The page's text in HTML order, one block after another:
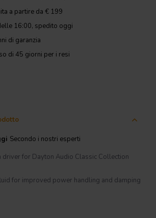
a partire da € 199
16:00, spedito oggi
di garanzia
di 45 giorni per i resi
Secondo i nostri esperti
for Dayton Audio Classic Collection
for improved power handling and damping